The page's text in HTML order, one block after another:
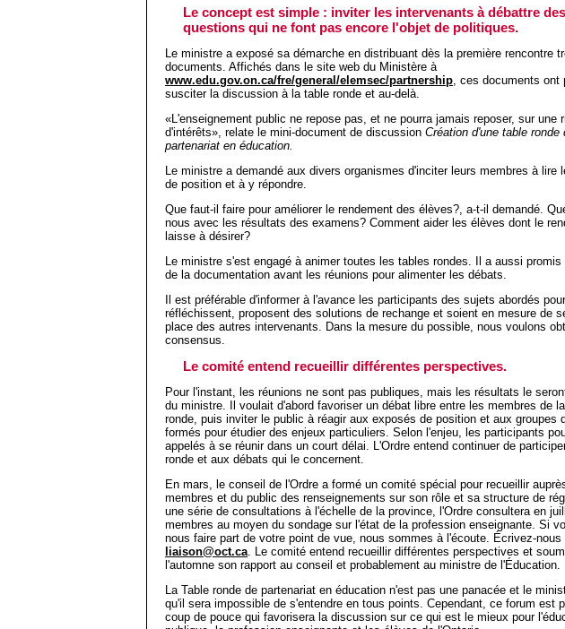
Le concept est simple : inviter les intervenants à débattre des
questions qui ne font pas encore l'objet de politiques.
Le ministre a exposé sa démarche en distribuant dès la première rencontre
documents. Affichés dans le site web du Ministère à
www.edu.gov.on.ca/fre/general/elemsec/partnership, ces documents ont
susciter la discussion à la table ronde et au-delà.
«L'enseignement public ne repose pas, et ne pourra jamais reposer, sur une
d'intérêts», relate le mini-document de discussion Création d'une table ronde
partenariat en éducation.
Le ministre a demandé aux divers organismes d'inciter leurs membres à lire
de position et à y répondre.
Que faut-il faire pour améliorer le rendement des élèves?, a-t-il demandé.
nous avec les résultats des examens? Comment aider les élèves dont le
laisse à désirer?
Le ministre s'est engagé à animer toutes les tables rondes. Il a aussi promis
de la documentation avant les réunions pour alimenter les débats.
Il est préférable d'informer à l'avance les participants des sujets abordés
réfléchissent, proposent des solutions de rechange et soient en mesure de
place des autres intervenants. Dans la mesure du possible, nous voulons
consensus.
Le comité entend recueillir différentes perspectives.
Pour l'instant, les réunions ne sont pas publiques, mais les résultats le
du ministre. Il voulait d'abord favoriser un débat libre entre les membres de
ronde, puis inviter le public à réagir aux exposés de position et aux groupes
formés pour étudier des enjeux particuliers. Selon l'enjeu, les participants
appelés à se réunir dans un court délai. L'Ordre entend continuer de
ronde et aux débats qui le concernent.
En mars, le conseil de l'Ordre a formé un comité spécial pour recueillir
membres et du public des renseignements sur son rôle et sa structure de
une série de consultations à l'échelle de la province, l'Ordre consultera en
membres au moyen du sondage sur l'état de la profession enseignante. Si
nous faire part de votre point de vue, nous sommes à l'écoute. Écrivez-nous
liaison@oct.ca. Le comité entend recueillir différentes perspectives et
l'automne son rapport au conseil et probablement au ministre de l'Éducation.
La Table ronde de partenariat en éducation n'est pas une panacée et le
qu'il sera impossible de s'entendre en tous points. Cependant, ce forum est
coup de pouce qui favorisera la discussion sur ce qui est le mieux pour